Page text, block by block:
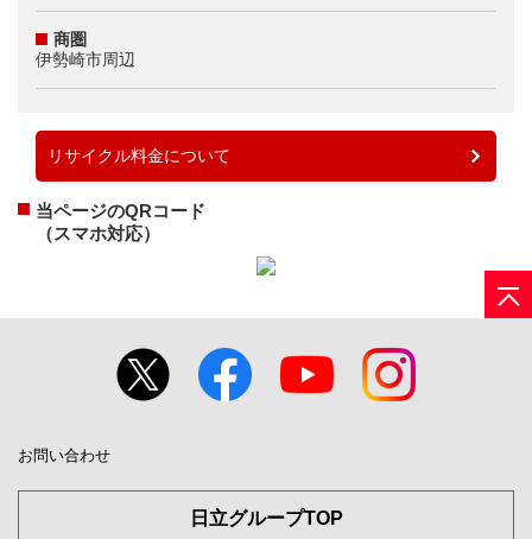
商圏
伊勢崎市周辺
リサイクル料金について
当ページのQRコード
（スマホ対応）
お問い合わせ
日立グループTOP